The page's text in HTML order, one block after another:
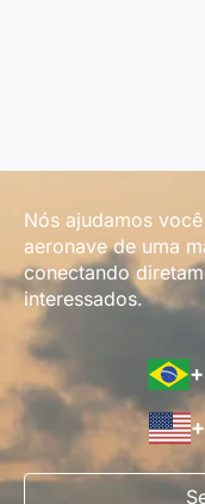
Nós ajudamos
aeronave de uma
conectando
interessados.